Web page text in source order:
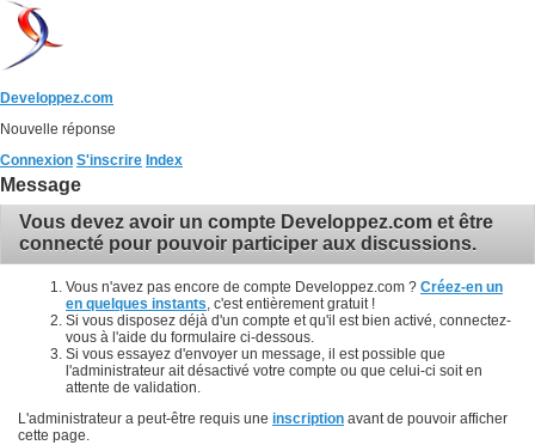
Developpez.com
Nouvelle réponse
Connexion S'inscrire Index
Message
Vous devez avoir un compte Developpez.com et être
connecté pour pouvoir participer aux discussions.
Vous n'avez pas encore de compte Developpez.com ? Créez-en un
en quelques instants , c'est entièrement gratuit !
Si vous disposez déjà d'un compte et qu'il est bien activé, connectez-
vous à l'aide du formulaire ci-dessous.
Si vous essayez d'envoyer un message, il est possible que
l'administrateur ait désactivé votre compte ou que celui-ci soit en
attente de validation.
L'administrateur a peut-être requis une inscription avant de pouvoir afficher
cette page.